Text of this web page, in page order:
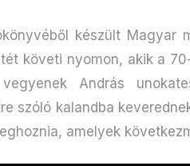
készült Magyar
követi nyomon, akik a
András
szóló kalandba
amelyek